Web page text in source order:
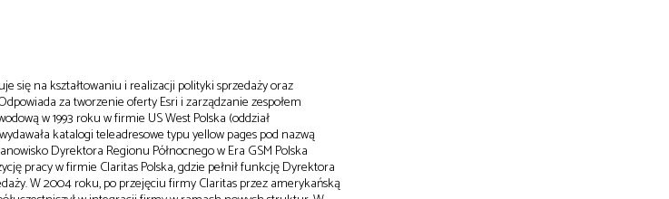
się na kształtowaniu i realizacji polityki sprzedaży oraz
za tworzenie oferty Esri i zarządzanie zespołem
w 1993 roku w firmie US West Polska (oddział
katalogi teleadresowe typu yellow pages pod nazwą
Dyrektora Regionu Północnego w Era GSM Polska
pracy w firmie Claritas Polska, gdzie pełnił funkcję Dyrektora
W 2004 roku, po przejęciu firmy Claritas przez amerykańską